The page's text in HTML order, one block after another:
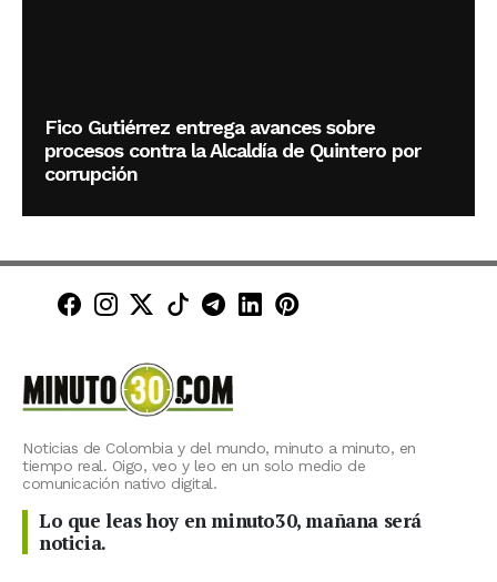
Fico Gutiérrez entrega avances sobre
procesos contra la Alcaldía de Quintero por
corrupción
Minuto30 en Facebook
Minuto30 en Instagram
Minuto30 en X (Twitter)
Minuto30 en TikTok
Canal de Minuto30 en
Minuto30 en LinkedIn
Minuto30 en
Noticias de Colombia y del mundo, minuto a minuto, en
tiempo real. Oigo, veo y leo en un solo medio de
comunicación nativo digital.
Lo que leas hoy en minuto30, mañana será
noticia.